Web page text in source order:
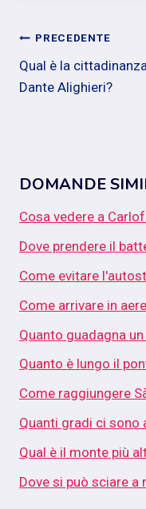
Navigazione
articoli
PRECEDENTE
Qual è la
Dante Alighieri?
DOMANDE
Cosa vedere a
Dove prendere il
Come evitare
Come arrivare in
Quanto guadagna
Quanto è lungo il
Come raggiungere
Quanti gradi ci sono
Qual è il monte più
Dove si può sciare a